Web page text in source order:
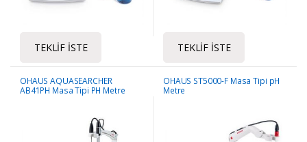
TEKLIF İSTE TEKLIF İSTE
OHAUS AQUASEARCHER
AB41PH Masa Tipi PH Metre
OHAUS ST5000-F Masa Tipi pH
Metre